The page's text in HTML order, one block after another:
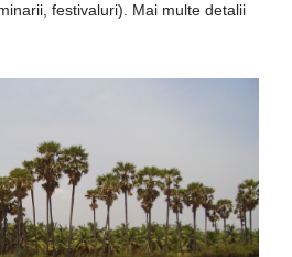
festivaluri). Mai multe detalii